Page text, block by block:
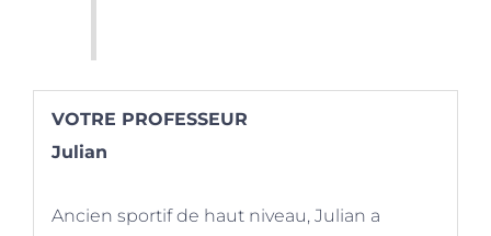
VOTRE PROFESSEUR
Julian
Ancien sportif de haut niveau, Julian a